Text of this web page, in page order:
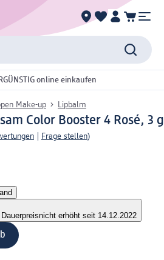
online einkaufen
Make-up Lipbalm
Color Booster 4 Rosé, 3 g
Frage stellen)
nicht erhöht seit 14.12.2022